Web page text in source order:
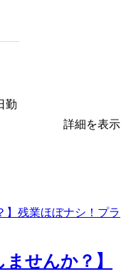
勤
詳細を表示
せんか？】